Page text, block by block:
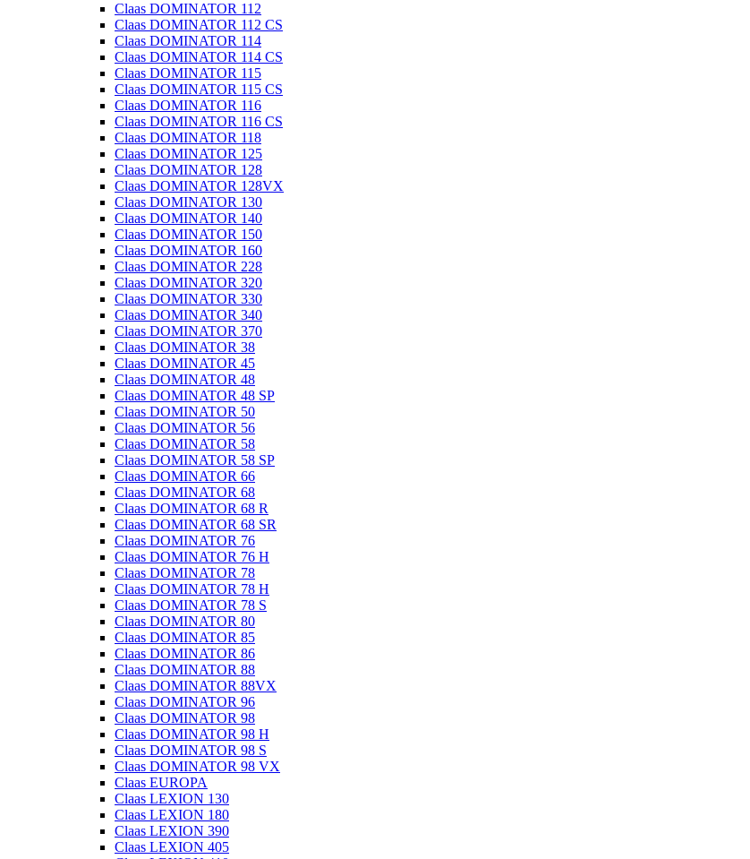
Claas DOMINATOR 112
Claas DOMINATOR 112 CS
Claas DOMINATOR 114
Claas DOMINATOR 114 CS
Claas DOMINATOR 115
Claas DOMINATOR 115 CS
Claas DOMINATOR 116
Claas DOMINATOR 116 CS
Claas DOMINATOR 118
Claas DOMINATOR 125
Claas DOMINATOR 128
Claas DOMINATOR 128VX
Claas DOMINATOR 130
Claas DOMINATOR 140
Claas DOMINATOR 150
Claas DOMINATOR 160
Claas DOMINATOR 228
Claas DOMINATOR 320
Claas DOMINATOR 330
Claas DOMINATOR 340
Claas DOMINATOR 370
Claas DOMINATOR 38
Claas DOMINATOR 45
Claas DOMINATOR 48
Claas DOMINATOR 48 SP
Claas DOMINATOR 50
Claas DOMINATOR 56
Claas DOMINATOR 58
Claas DOMINATOR 58 SP
Claas DOMINATOR 66
Claas DOMINATOR 68
Claas DOMINATOR 68 R
Claas DOMINATOR 68 SR
Claas DOMINATOR 76
Claas DOMINATOR 76 H
Claas DOMINATOR 78
Claas DOMINATOR 78 H
Claas DOMINATOR 78 S
Claas DOMINATOR 80
Claas DOMINATOR 85
Claas DOMINATOR 86
Claas DOMINATOR 88
Claas DOMINATOR 88VX
Claas DOMINATOR 96
Claas DOMINATOR 98
Claas DOMINATOR 98 H
Claas DOMINATOR 98 S
Claas DOMINATOR 98 VX
Claas EUROPA
Claas LEXION 130
Claas LEXION 180
Claas LEXION 390
Claas LEXION 405